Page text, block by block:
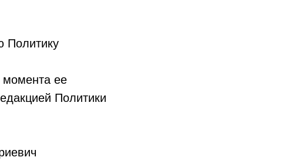
Политику
момента ее
Политики